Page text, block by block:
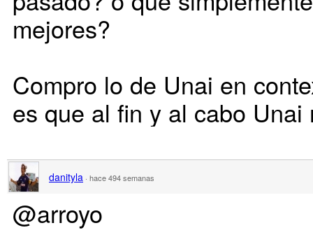
mejores?
Compro lo de Unai en
es que al fin y al cabo Unai
danityla · hace 494 semanas
@arroyo